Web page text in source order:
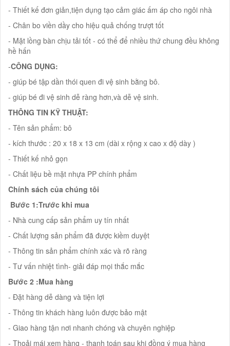
- Thiết kế đơn giản,tiện dụng tạo cảm giác ấm áp cho ngôi nhà
- Chân bo viền dầy cho hiệu quả chống trượt tốt
- Mặt lồng bàn chịu tải tốt - có thể để nhiều thứ chung đều không
hề hấn
-CÔNG DỤNG:
- giúp bé tập dần thói quen đi vệ sinh bằng bô.
- giúp bé đi vệ sinh dễ ràng hơn,và dễ vệ sinh.
THÔNG TIN KỸ THUẬT:
- Tên sản phẩm: bô
- kích thước : 20 x 18 x 13 cm (dài x rộng x cao x độ dày )
- Thiết kế nhỏ gọn
- Chất liệu bề mặt nhựa PP chính phẩm
Chính sách của chúng tôi
Bước 1:Trước khi mua
- Nhà cung cấp sản phẩm uy tín nhất
- Chất lượng sản phẩm đã được kiềm duyệt
- Thông tin sản phẩm chính xác và rõ ràng
- Tư vấn nhiệt tình- giải đáp mọi thắc mắc
Bước 2 :Mua hàng
- Đặt hàng dễ dàng và tiện lợi
- Thông tin khách hàng luôn được bảo mật
- Giao hàng tận nơi nhanh chóng và chuyên nghiệp
- Thoải mái xem hàng - thanh toán sau khi đồng ý mua hàng